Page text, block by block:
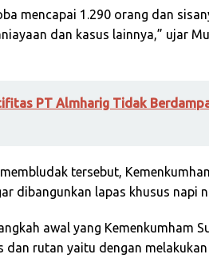
mencapai 1.290 orang dan
dan kasus lainnya,” ujar
PT Almharig Tidak
tersebut,
dibangunkan lapas khusus napi
awal yang Kemenkumham
rutan yaitu dengan